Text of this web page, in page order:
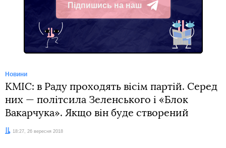
Підпишись на наш
Telegram
Новини
КМІС: в Раду проходять вісім партій. Серед
них — політсила Зеленського і «Блок
Вакарчука». Якщо він буде створений
Дата:18:27, 26 вересня 2018